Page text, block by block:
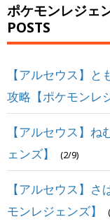
ポケモンレジェ
POSTS
【アルセウス】
攻略【ポケモンレ
【アルセウス】
ェンズ】
(2/9)
【アルセウス】
モンレジェンズ】